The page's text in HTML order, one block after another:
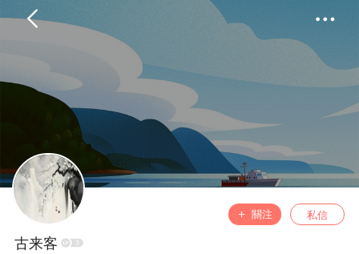
關注 私信
古来客
分類
完結 書屋